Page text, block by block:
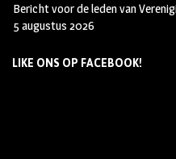
Bericht voor de leden van
5 augustus 2026
LIKE ONS OP FACEBOOK!